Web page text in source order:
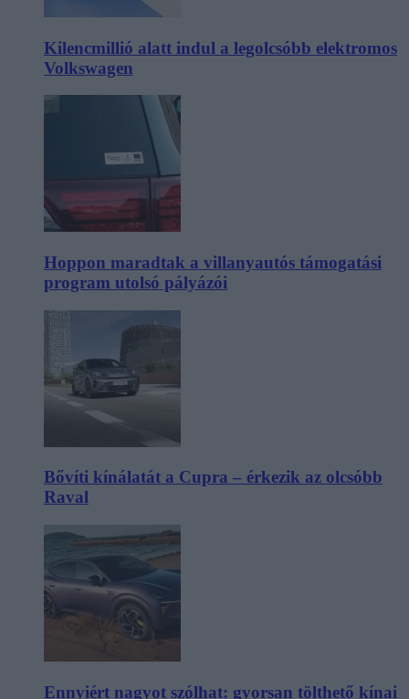
Kilencmillió alatt indul a legolcsóbb elektromos
Volkswagen
Hoppon maradtak a villanyautós támogatási
program utolsó pályázói
Bővíti kínálatát a Cupra – érkezik az olcsóbb
Raval
Ennyiért nagyot szólhat: gyorsan tölthető kínai